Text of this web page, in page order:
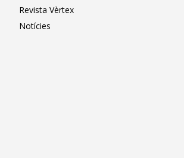
Revista Vèrtex
Notícies